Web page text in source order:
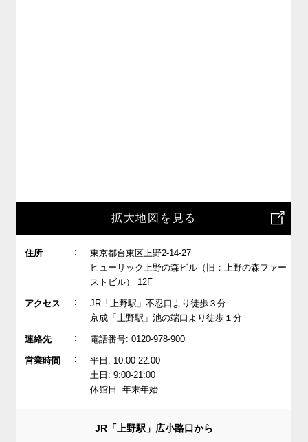
拡大地図を見る
住所 :
東京都台東区上野2-14-27
ヒューリック上野の森ビル（旧：上野の森ファー
ストビル） 12F
アクセス :
JR「上野駅」不忍口より徒歩３分
京成「上野駅」池の端口より徒歩１分
連絡先 : 電話番号: 0120-978-900
営業時間 :
平日: 10:00-22:00
土日: 9:00-21:00
休館日: 年末年始
JR「上野駅」広小路口から